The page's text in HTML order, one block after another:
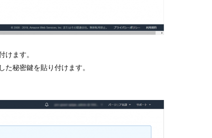
けます。
た秘密鍵を貼り付けます。